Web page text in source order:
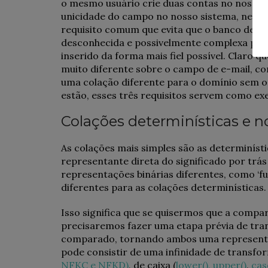
o mesmo usuário crie duas contas no nosso
unicidade do campo no nosso sistema,
requisito comum que evita que o banco de
desconhecida e possivelmente complexa
inserido da forma mais fiel possível. Claro
muito diferente sobre o campo de e-mail,
uma colação diferente para o domínio sem
estão, esses três requisitos servem como
Colações determinísticas e
As colações mais simples são as
representante direta do significado por
representações binárias diferentes, como
diferentes para as colações determinísticas.
Isso significa que se quisermos que a
precisaremos fazer uma etapa prévia de
comparado, tornando ambos uma
pode consistir de uma infinidade de
NFKC e NFKD), de caixa (lower(), upper(),